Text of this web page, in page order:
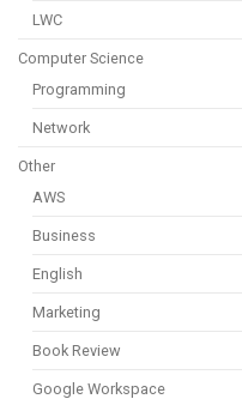
LWC
Computer Science
Programming
Network
Other
AWS
Business
English
Marketing
Book Review
Google Workspace